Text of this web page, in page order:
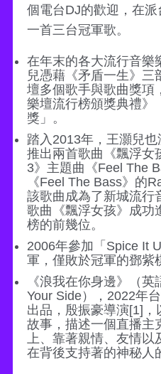
個電台DJ的歡迎，在
一首三台冠軍歌。
在年末的各大流行音樂
兒憑藉《矛盾一生》三
壇多個歌手與歌曲獎項
樂壇流行榜頒獎典禮》
獎」。
踏入2013年，王灝兒
推出兩首歌曲《飄浮女
3》主題曲《Feel The
《Feel The Bass》的
該歌曲成為了新城流行
歌曲《飄浮女孩》成功
榜的前幾位。
2006年參加「Spice It
軍，僅敗於冠軍的鄧紫
《浪我在你身邊》（
Your Side），2022年
出品，殷振豪導演[1]，
故事，描述一個直播主
上、靠著親情、友情以
在背後支持著的神秘人